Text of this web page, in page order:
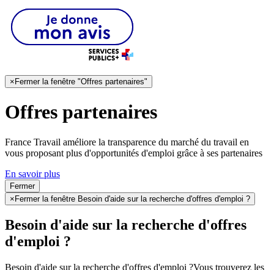
×Fermer la fenêtre "Offres partenaires"
Offres partenaires
France Travail améliore la transparence du marché du travail en
vous proposant plus d'opportunités d'emploi grâce à ses partenaires
En savoir plus
Fermer
×Fermer la fenêtre Besoin d'aide sur la recherche d'offres d'emploi ?
Besoin d'aide sur la recherche d'offres
d'emploi ?
Besoin d'aide sur la recherche d'offres d'emploi ?Vous trouverez les